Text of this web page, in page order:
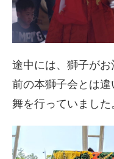
途中には、獅子が
前の本獅子会とは
舞を行っていました